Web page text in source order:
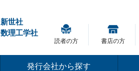
新世社
数理工学社
読者の方 書店の方
発行会社から探す